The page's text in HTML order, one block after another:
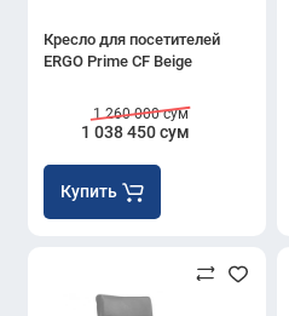
Кресло для посетителей
ERGO Prime CF Beige
1 038 450 сум
1 260 000 сум
Купить